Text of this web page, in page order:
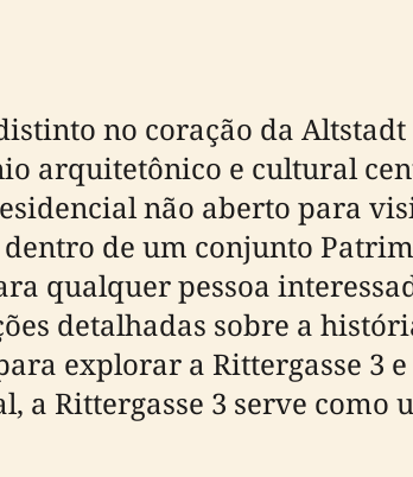
no coração da
arquitetônico e cultural
não aberto para
de um conjunto
qualquer pessoa
detalhadas sobre a
explorar a Rittergasse 3
a Rittergasse 3 serve